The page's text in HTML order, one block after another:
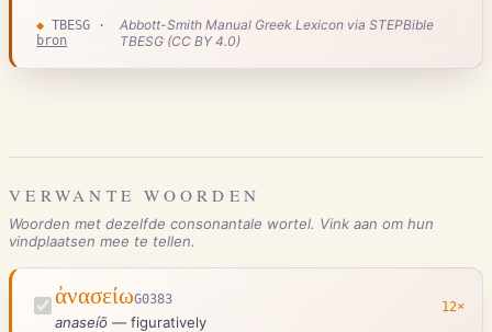
◆ TBESG ·
bron
Abbott-Smith Manual Greek Lexicon via STEPBible
TBESG (CC BY 4.0)
VERWANTE WOORDEN
Woorden met dezelfde consonantale wortel. Vink aan om hun
vindplaatsen mee te tellen.
ἀνασείωG0383
anaseíō — figuratively
12×